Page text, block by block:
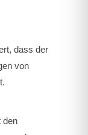
dass der
von
den